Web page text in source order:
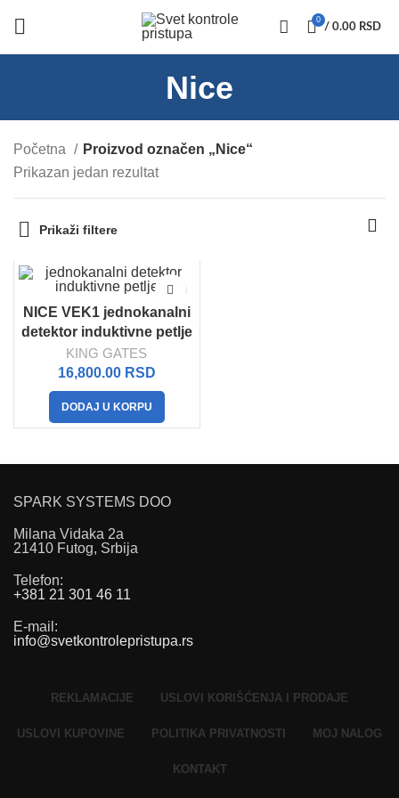
0
/ 0.00 RSD
Nice
Početna
Proizvod označen „Nice“
Prikazan jedan rezultat
Prikaži filtere
NICE VEK1 jednokanalni
detektor induktivne petlje
KING GATES
16,800.00 RSD
DODAJ U KORPU
SPARK SYSTEMS DOO
Milana Vidaka 2a
21410 Futog, Srbija
Telefon:
+381 21 301 46 11
E-mail :
info@svetkontrolepristupa.rs
REKLAMACIJE USLOVI KORIŠĆENJA I PRODAJE
USLOVI KUPOVINE POLITIKA PRIVATNOSTI MOJ NALOG
KONTAKT